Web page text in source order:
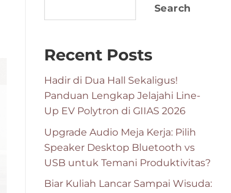
Search
Recent Posts
Hadir di Dua Hall Sekaligus!
Panduan Lengkap Jelajahi Line-
Up EV Polytron di GIIAS 2026
Upgrade Audio Meja Kerja: Pilih
Speaker Desktop Bluetooth vs
USB untuk Temani Produktivitas?
Biar Kuliah Lancar Sampai Wisuda: